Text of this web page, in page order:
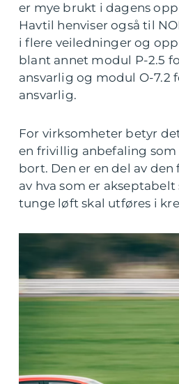
er mye brukt i dagens
Havtil henviser også til
i flere veiledninger og
blant annet modul P-2.5
ansvarlig og modul O-7.2
ansvarlig.
For virksomheter betyr
en frivillig anbefaling som
bort. Den er en del av den
av hva som er
tunge løft skal utføres i